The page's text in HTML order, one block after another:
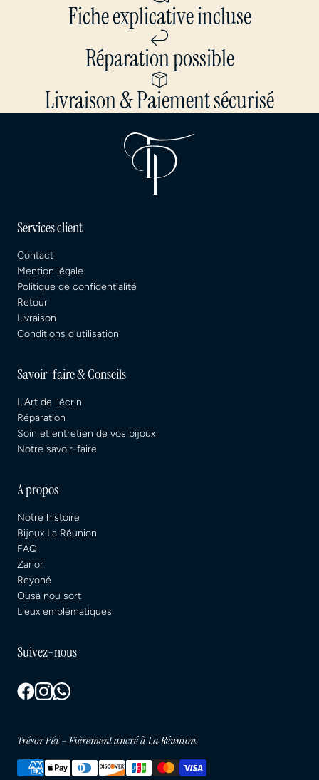
Fiche explicative incluse
Réparation possible
Livraison & Paiement sécurisé
Services client
Contact
Mention légale
Politique de confidentialité
Retour
Livraison
Conditions d'utilisation
Savoir-faire & Conseils
L'Art de l'écrin
Réparation
Soin et entretien de vos bijoux
Notre savoir-faire
A propos
Notre histoire
Bijoux La Réunion
FAQ
Zarlor
Reyoné
Ousa nou sort
Lieux emblématiques
Suivez-nous
Trésor Péi – Fièrement ancré à La Réunion.